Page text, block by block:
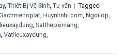
, Thiết Bị Vệ Sinh Tư vấn | Tagged
Huynhnhi.com Ngoilop
Satthepximang
Vatlieuxaydung